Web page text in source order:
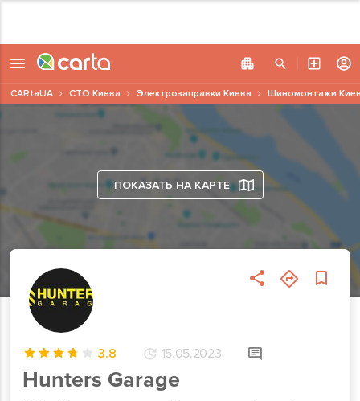
ПОКАЗАТЬ НА КАРТЕ
3.8 15.05.2023
Hunters Garage
CARtaUA СТО Киева Электрозаправки Киева Шиномонтажи